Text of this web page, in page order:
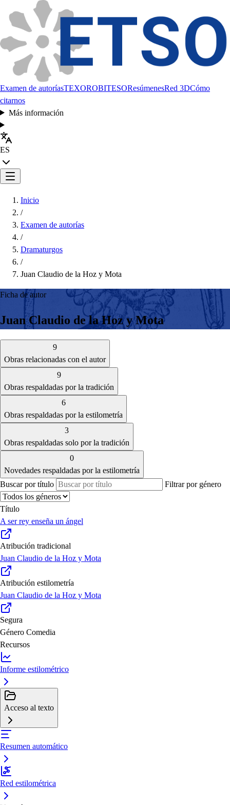
Examen de autoríasTEXOROBITESOResúmenesRed 3DCómo
citarnos
Más información
ES
Inicio
/
Examen de autorías
/
Dramaturgos
/
Juan Claudio de la Hoz y Mota
Ficha de autor
Juan Claudio de la Hoz y Mota
9
Obras relacionadas con el autor
9
Obras respaldadas por la tradición
6
Obras respaldadas por la estilometría
3
Obras respaldadas solo por la tradición
0
Novedades respaldadas por la estilometría
Buscar por título
Filtrar por género
Título
A ser rey enseña un ángel
Atribución tradicional
Juan Claudio de la Hoz y Mota
Atribución estilometría
Juan Claudio de la Hoz y Mota
Segura
Género Comedia
Recursos
Informe estilométrico
Acceso al texto
Resumen automático
Red estilométrica